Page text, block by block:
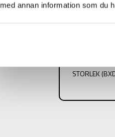
med annan information som du
STORLEK